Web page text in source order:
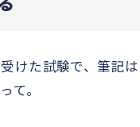
けた試験で、筆記
て。